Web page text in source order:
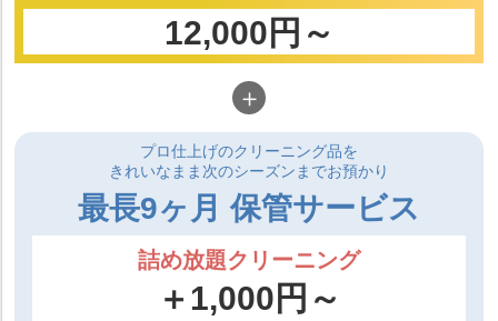
12,000円～
＋
プロ仕上げのクリーニング品を
きれいなまま次のシーズンまでお預かり
最長9ヶ月 保管サービス
詰め放題クリーニング
＋1,000円～